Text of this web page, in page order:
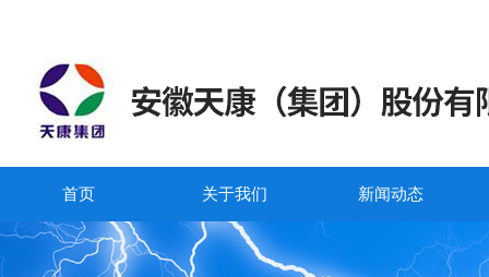
首页 关于我们 新闻动态